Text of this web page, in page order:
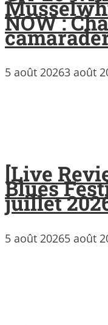
NOW :
5 août 20263 août
[Live
Blues
juillet
5 août 20265 août